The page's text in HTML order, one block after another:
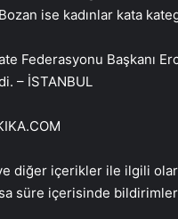
ise kadınlar kata
Federasyonu Başkanı
– İSTANBUL
diğer içerikler ile ilgili
süre içerisinde